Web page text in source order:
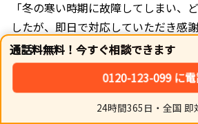
通話料無料！今すぐ相談できます
0120-123-099 に
24時間365日・全国 即
「冬の寒い時期に故障してしまい、
したが、即日で対応していただき感
に入れることのありがたさを痛感し
の対応も丁寧で、また何かあったら
（五島市・40代主婦）
シェア トッ